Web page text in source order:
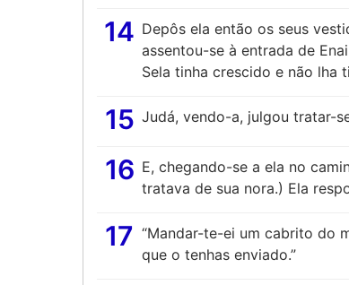
14 Depôs ela então os seus
assentou-se à entrada de
Sela tinha crescido e não lha
15 Judá, vendo-a, julgou tratar-
16 E, chegando-se a ela no
tratava de sua nora.) Ela
17 “Mandar-te-ei um cabrito do
que o tenhas enviado.”